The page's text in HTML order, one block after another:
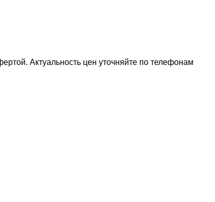
Актуальность цен уточняйте по телефонам